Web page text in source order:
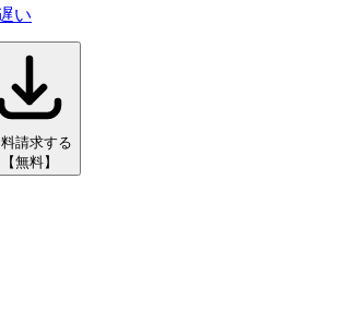
い
請求する
【無料】